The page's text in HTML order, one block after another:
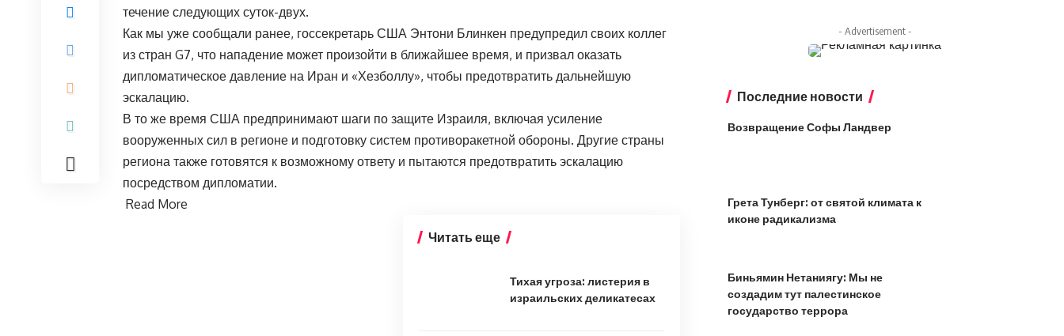
течение следующих суток-двух.
Как мы уже сообщали ранее, госсекретарь США Энтони Блинкен предупредил своих коллег
из стран G7, что нападение может произойти в ближайшее время, и призвал оказать
дипломатическое давление на Иран и «Хезболлу», чтобы предотвратить дальнейшую
эскалацию.
В то же время США предпринимают шаги по защите Израиля, включая усиление
вооруженных сил в регионе и подготовку систем противоракетной обороны. Другие страны
региона также готовятся к возможному ответу и пытаются предотвратить эскалацию
посредством дипломатии.
Read More
Читать еще
Тихая угроза: листерия в
израильских деликатесах
- Advertisement -
Последние новости
Возвращение Софы Ландвер
Грета Тунберг: от святой климата к
иконе радикализма
Биньямин Нетаниягу: Мы не
создадим тут палестинское
государство террора